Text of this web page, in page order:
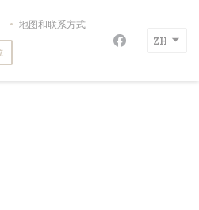
BA-QUA-NA
((在新窗口中打开))
地图和联系方式
Facebook ((
ZH